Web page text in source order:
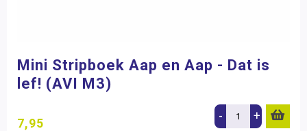
Mini Stripboek Aap en Aap - Dat is
lef! (AVI M3)
7,95 - +